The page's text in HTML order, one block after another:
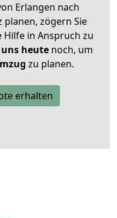
Erlangen nach
zögern Sie
in Anspruch zu
heutenoch, um
zu planen.
erhalten